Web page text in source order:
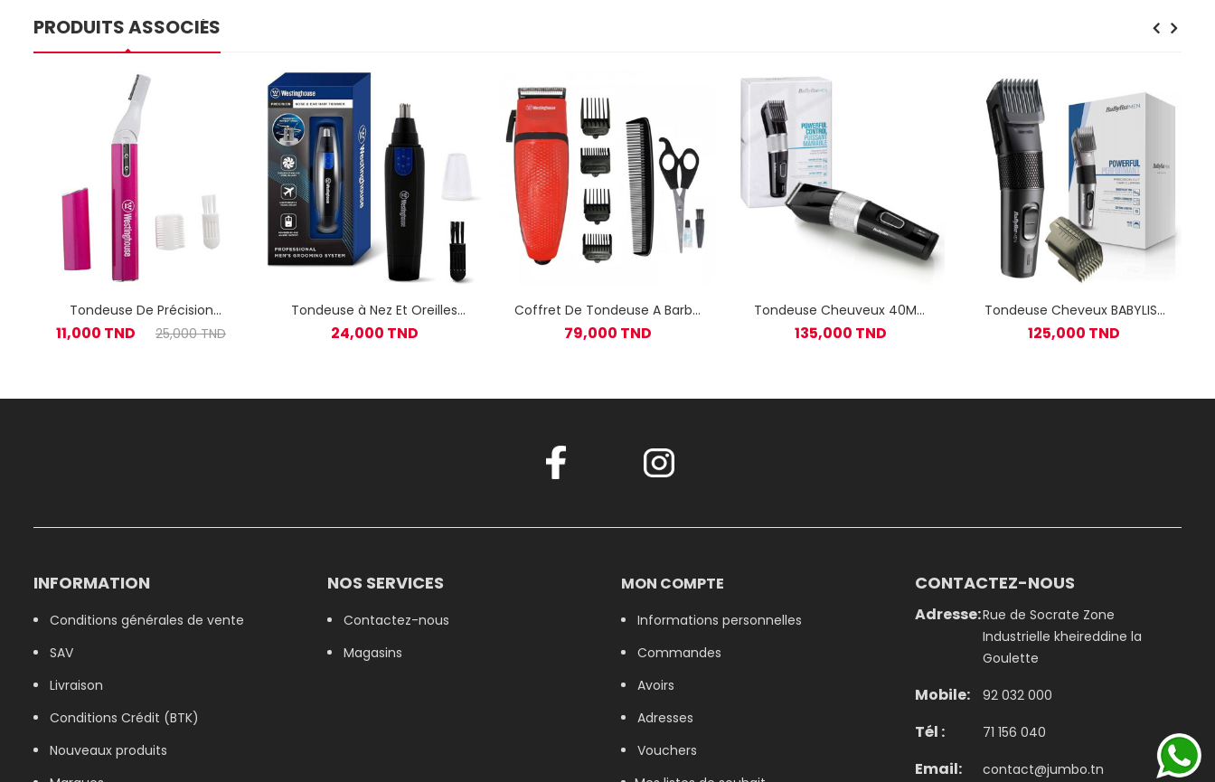
PRODUITS ASSOCIÉS
Tondeuse De Précision
11,000 TND 25,000 TND
Tondeuse à Nez Et Oreilles
24,000 TND
Coffret De Tondeuse A Barbe
Rouge
79,000 TND
Tondeuse Cheuveux 40MM
135,000 TND
Tondeuse Cheveux BABYLISS
125,000 TND
INFORMATION
Conditions générales de vente
SAV
Livraison
Conditions Crédit (BTK)
Nouveaux produits
NOS SERVICES
Contactez-nous
Magasins
MON COMPTE
Informations personnelles
Commandes
Avoirs
Adresses
Vouchers
CONTACTEZ-NOUS
Adresse:Rue de Socrate Zone
Industrielle kheireddine la
Goulette
Mobile: 92 032 000
Tél : 71 156 040
Email: contact@jumbo.tn